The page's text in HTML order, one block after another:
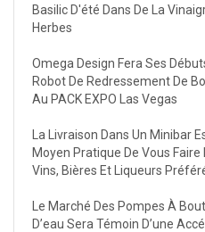
Basilic D'été Dans De La
Herbes
Omega Design Fera Ses
Robot De Redressement De
Au PACK EXPO Las Vegas
La Livraison Dans Un Minibar
Moyen Pratique De Vous Faire
Vins, Bières Et Liqueurs
Le Marché Des Pompes À
D’eau Sera Témoin D’une